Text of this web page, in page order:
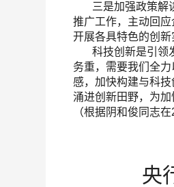
三是加强政策解读
推广工作，主动回
开展各具特色的创
科技创新是引领发
务重，需要我们全
感，加快构建与科
涌进创新田野，为
（根据阴和俊同志
央